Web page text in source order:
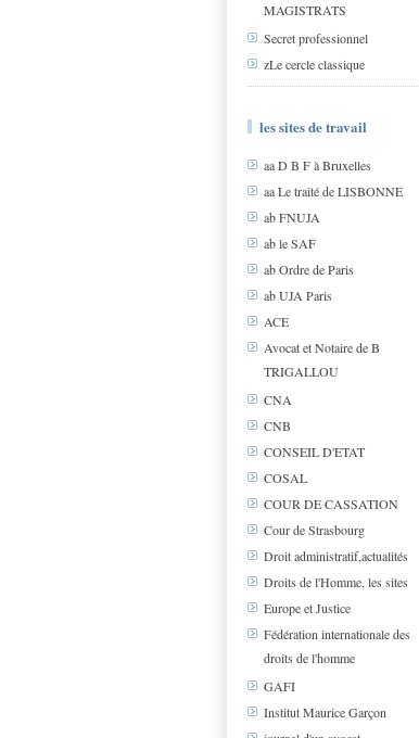
MAGISTRATS
Secret professionnel
zLe cercle classique
les sites de travail
aa D B F à Bruxelles
aa Le traité de LISBONNE
ab FNUJA
ab le SAF
ab Ordre de Paris
ab UJA Paris
ACE
Avocat et Notaire de B
TRIGALLOU
CNA
CNB
CONSEIL D'ETAT
COSAL
COUR DE CASSATION
Cour de Strasbourg
Droit administratif,actualités
Droits de l'Homme, les sites
Europe et Justice
Fédération internationale des
droits de l'homme
GAFI
Institut Maurice Garçon